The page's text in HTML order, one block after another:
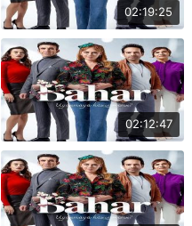
02:19:25
02:12:47